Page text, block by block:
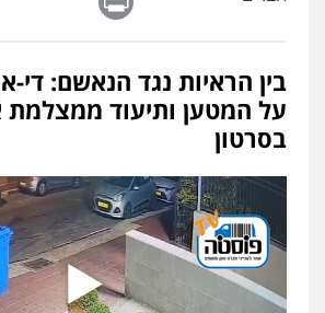
0544218336
משרד עורכי דין חן
פלילי דיני תעבורה
משרד עורכי דין טאי
פלילי אסירים תעבורה
0547556464
בין הראיות נגד הנאשם: די-
על המטען ותיעוד
בסרטון